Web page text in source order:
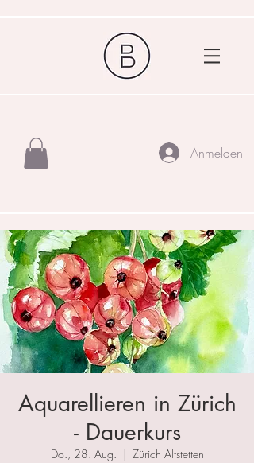
Anmelden
Aquarellieren in Zürich
- Dauerkurs
Do., 28. Aug.
  |
Zürich Altstetten